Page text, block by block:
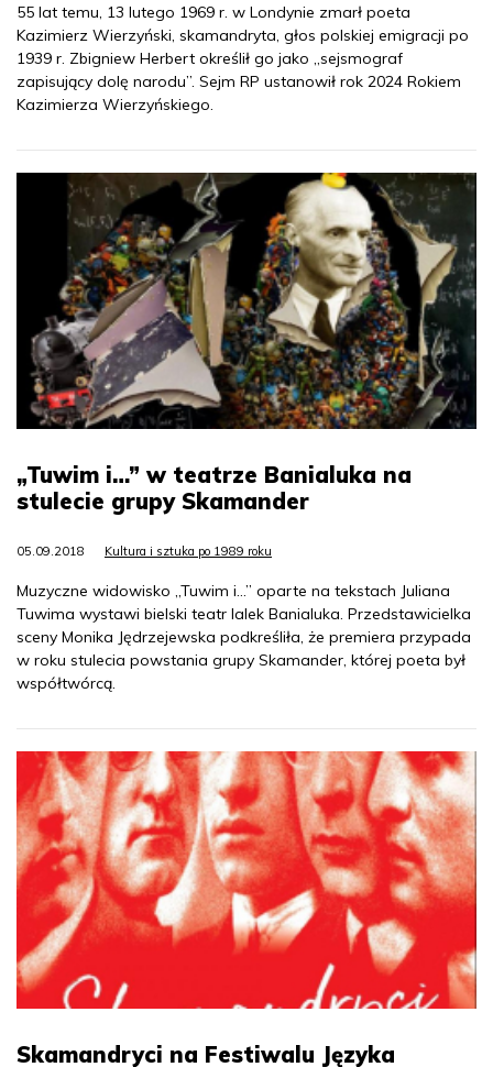
55 lat temu, 13 lutego 1969 r. w Londynie zmarł poeta
Kazimierz Wierzyński, skamandryta, głos polskiej emigracji po
1939 r. Zbigniew Herbert określił go jako „sejsmograf
zapisujący dolę narodu”. Sejm RP ustanowił rok 2024 Rokiem
Kazimierza Wierzyńskiego.
„Tuwim i…” w teatrze Banialuka na
stulecie grupy Skamander
05.09.2018 Kultura i sztuka po 1989 roku
Muzyczne widowisko „Tuwim i…” oparte na tekstach Juliana
Tuwima wystawi bielski teatr lalek Banialuka. Przedstawicielka
sceny Monika Jędrzejewska podkreśliła, że premiera przypada
w roku stulecia powstania grupy Skamander, której poeta był
współtwórcą.
Skamandryci na Festiwalu Języka